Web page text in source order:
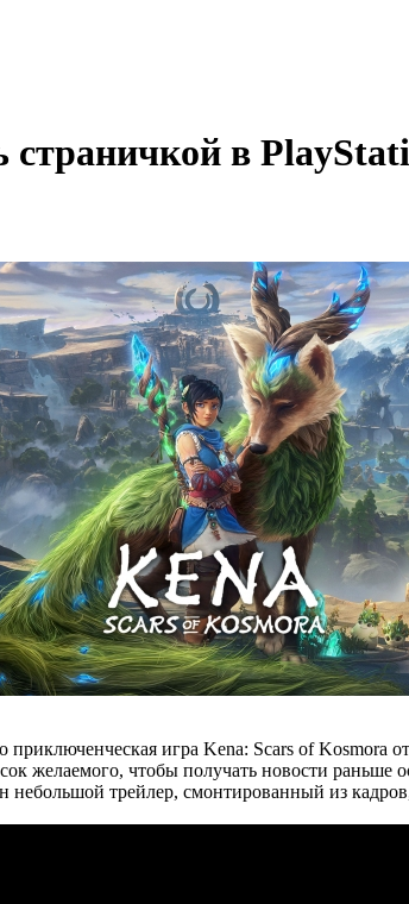
страничкой в
игра Kena: Scars of Kosmora
желаемого, чтобы получать новости раньше
трейлер, смонтированный из